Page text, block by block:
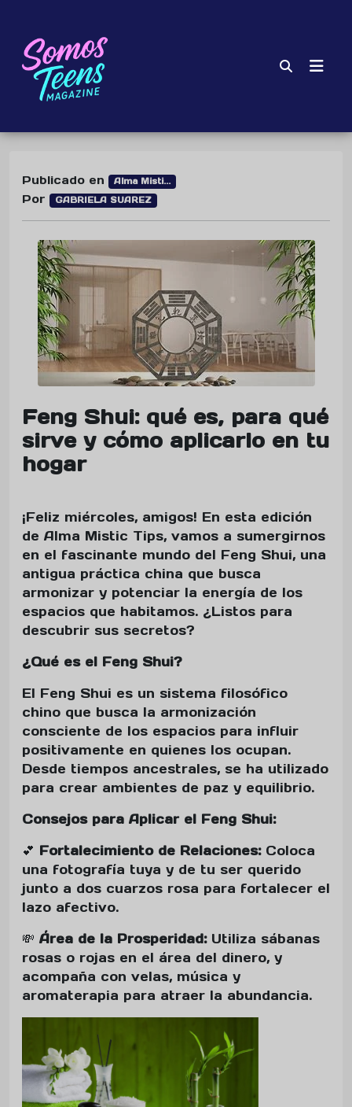
Publicado en Alma Misti...
Por GABRIELA SUAREZ
Feng Shui: qué es, para qué
sirve y cómo aplicarlo en tu
hogar
¡Feliz miércoles, amigos! En esta edición
de Alma Mistic Tips, vamos a sumergirnos
en el fascinante mundo del Feng Shui, una
antigua práctica china que busca
armonizar y potenciar la energía de los
espacios que habitamos. ¿Listos para
descubrir sus secretos?
¿Qué es el Feng Shui?
El Feng Shui es un sistema filosófico
chino que busca la armonización
consciente de los espacios para influir
positivamente en quienes los ocupan.
Desde tiempos ancestrales, se ha utilizado
para crear ambientes de paz y equilibrio.
Consejos para Aplicar el Feng Shui:
💕 Fortalecimiento de Relaciones:Coloca
una fotografía tuya y de tu ser querido
junto a dos cuarzos rosa para fortalecer el
lazo afectivo.
💸 Área de la Prosperidad:Utiliza sábanas
rosas o rojas en el área del dinero, y
acompaña con velas, música y
aromaterapia para atraer la abundancia.